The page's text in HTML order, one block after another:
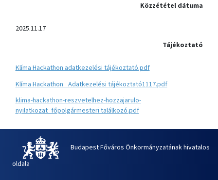
Közzététel dátuma
2025.11.17
Tájékoztató
Klíma Hackathon adatkezelési tájékoztató.pdf
Klíma Hackathon_ Adatkezelési tájékoztató1117.pdf
klima-hackathon-reszvetelhez-hozzajarulo-
nyilatkozat_főpolgármesteri találkozó.pdf
Budapest Főváros Önkormányzatának hivatalos
oldala